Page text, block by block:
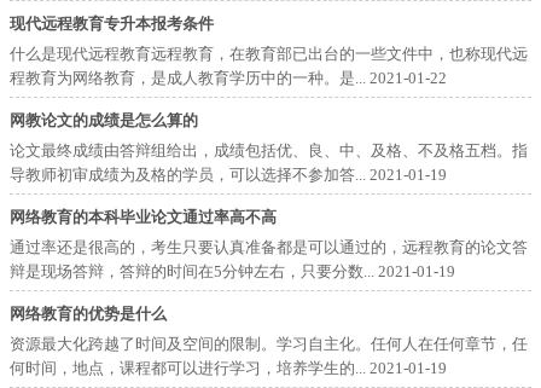
现代远程教育专升本报考条件
什么是现代远程教育远程教育，在教育部已出台的一些文件中，也称现代远
程教育为网络教育，是成人教育学历中的一种。是... 2021-01-22
网教论文的成绩是怎么算的
论文最终成绩由答辩组给出，成绩包括优、良、中、及格、不及格五档。指
导教师初审成绩为及格的学员，可以选择不参加答... 2021-01-19
网络教育的本科毕业论文通过率高不高
通过率还是很高的，考生只要认真准备都是可以通过的，远程教育的论文答
辩是现场答辩，答辩的时间在5分钟左右，只要分数... 2021-01-19
网络教育的优势是什么
资源最大化跨越了时间及空间的限制。学习自主化。任何人在任何章节，任
何时间，地点，课程都可以进行学习，培养学生的... 2021-01-19